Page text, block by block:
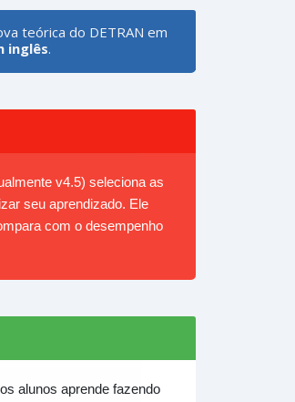
teórica do DETRAN em
inglês.
v4.5) seleciona as
seu aprendizado. Ele
com o desempenho
alunos aprende fazendo